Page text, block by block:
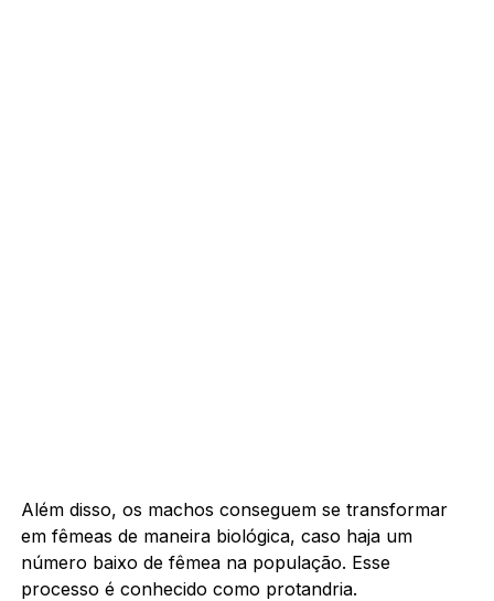
Além disso, os machos conseguem se transformar
em fêmeas de maneira biológica, caso haja um
número baixo de fêmea na população. Esse
processo é conhecido como protandria.